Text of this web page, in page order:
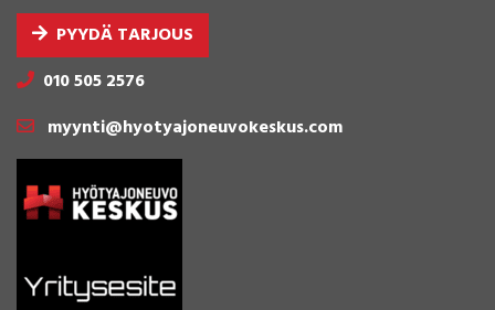
PYYDÄ TARJOUS
010 505 2576
myynti@hyotyajoneuvokeskus.com